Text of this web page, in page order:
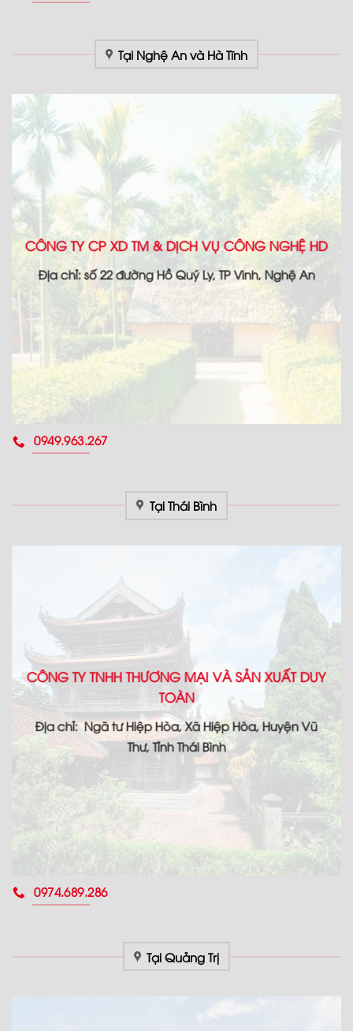
Tại Nghệ An và Hà Tĩnh
CÔNG TY CP XD TM & DỊCH VỤ CÔNG NGHỆ HD
Địa chỉ: số 22 đường Hồ Quý Ly, TP Vinh, Nghệ An
0949.963.267
Tại Thái Bình
CÔNG TY TNHH THƯƠNG MẠI VÀ SẢN XUẤT DUY
TOÀN
Địa chỉ: Ngã tư Hiệp Hòa, Xã Hiệp Hòa, Huyện Vũ
Thư, Tỉnh Thái Bình
0974.689.286
Tại Quảng Trị